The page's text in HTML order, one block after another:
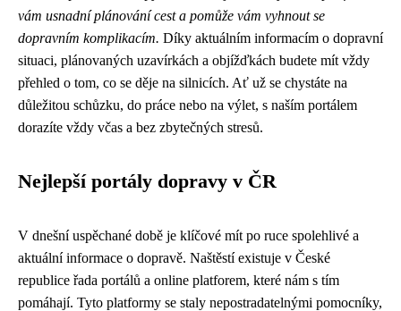
vám usnadní plánování cest a pomůže vám vyhnout se
dopravním komplikacím. Díky aktuálním informacím o dopravní
situaci, plánovaných uzavírkách a objížďkách budete mít vždy
přehled o tom, co se děje na silnicích. Ať už se chystáte na
důležitou schůzku, do práce nebo na výlet, s naším portálem
dorazíte vždy včas a bez zbytečných stresů.
Nejlepší portály dopravy v ČR
V dnešní uspěchané době je klíčové mít po ruce spolehlivé a
aktuální informace o dopravě. Naštěstí existuje v České
republice řada portálů a online platforem, které nám s tím
pomáhají. Tyto platformy se staly nepostradatelnými pomocníky,